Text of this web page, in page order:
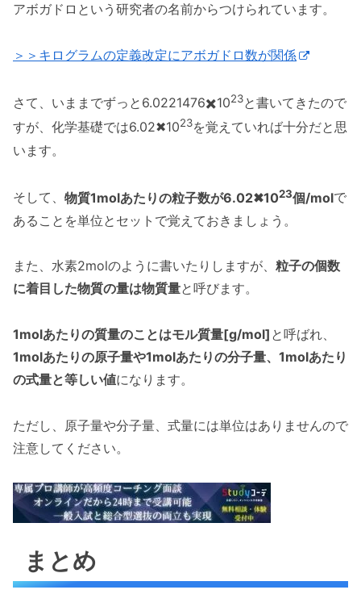
アボガドロという研究者の名前からつけられています。
＞＞キログラムの定義改定にアボガドロ数が関係
さて、いままでずっと6.0221476✖️1023と書いてきたので
すが、化学基礎では6.02✖1023を覚えていれば十分だと思
います。
そして、 物質1molあたりの粒子数が6.02✖1023個/molで
あることを単位とセットで覚えておきましょう。
また、水素2molのように書いたりしますが、 粒子の個数
に着目した物質の量は物質量と呼びます。
1molあたりの質量のことはモル質量[g/mol] と呼ばれ、
1molあたりの原子量や1molあたりの分子量、1molあたり
の式量と等しい値になります。
ただし、原子量や分子量、式量には単位はありませんので
注意してください。
まとめ